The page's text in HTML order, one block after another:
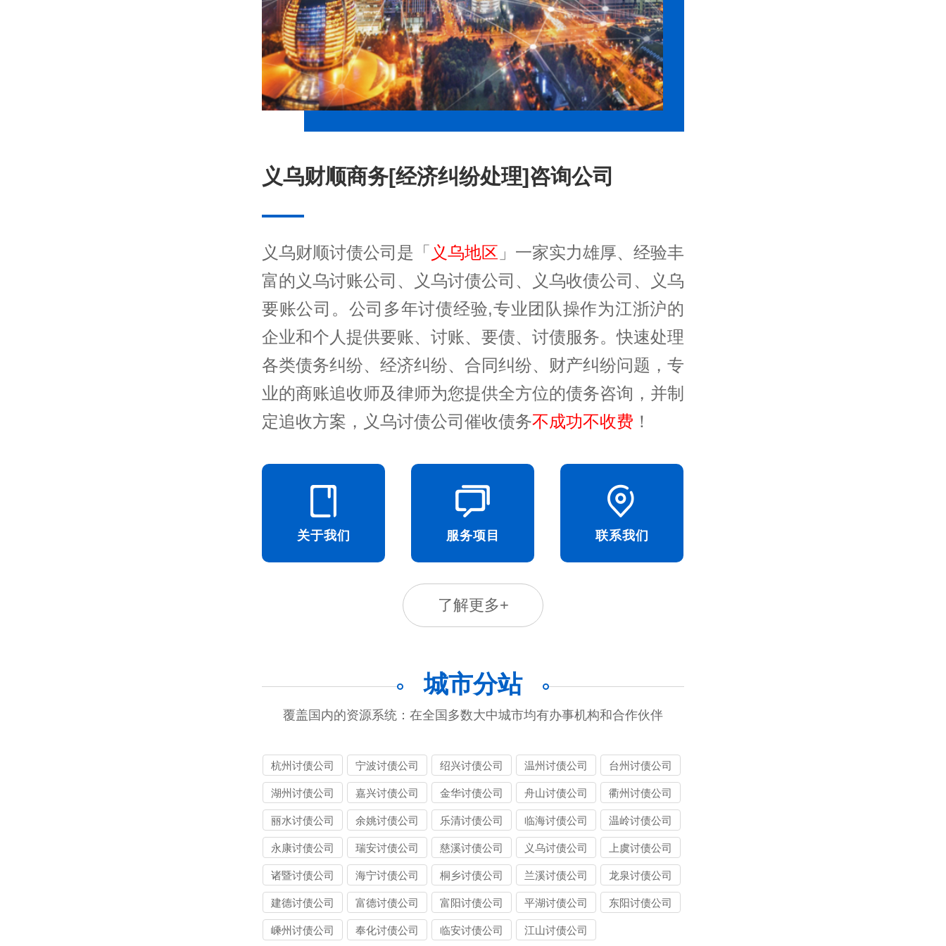
义乌财顺商务[经济纠纷处理]咨询公司
义乌财顺讨债公司是「 义乌地区 」一家实力雄厚、经验丰
富的 义乌讨账公司 、 义乌讨债公司 、 义乌收债公司 、
义乌
要账公司 。公司多年讨债经验,专业团队操作为江浙沪的
企业和个人提供要账、讨账、要债、讨债服务。快速处理
各类债务纠纷、经济纠纷、合同纠纷、财产纠纷问题，专
业的商账追收师及律师为您提供全方位的债务咨询，并制
定追收方案，义乌讨债公司催收债务不成功不收费 ！
关于我们 服务项目 联系我们
了解更多+
城市分站
覆盖国内的资源系统：在全国多数大中城市均有办事机构和合作伙伴
杭州讨债公司 宁波讨债公司 绍兴讨债公司 温州讨债公司 台州讨债公司
湖州讨债公司 嘉兴讨债公司 金华讨债公司 舟山讨债公司 衢州讨债公司
丽水讨债公司 余姚讨债公司 乐清讨债公司 临海讨债公司 温岭讨债公司
永康讨债公司 瑞安讨债公司 慈溪讨债公司 义乌讨债公司 上虞讨债公司
诸暨讨债公司 海宁讨债公司 桐乡讨债公司 兰溪讨债公司 龙泉讨债公司
建德讨债公司 富德讨债公司 富阳讨债公司 平湖讨债公司 东阳讨债公司
嵊州讨债公司 奉化讨债公司 临安讨债公司 江山讨债公司